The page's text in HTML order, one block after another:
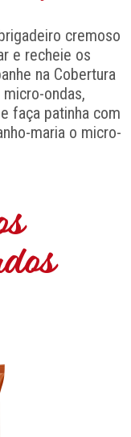
cremoso
e recheie os
na Cobertura
ondas,
faça patinha com
maria o micro-